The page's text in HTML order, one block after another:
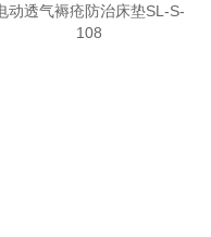
动透气褥疮防治床垫SL-S-
108